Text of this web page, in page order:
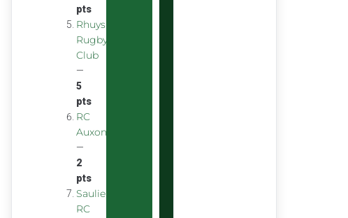
pts
Rhuys
Rugby
Club
—
5
pts
RC
Auxonnais
—
2
pts
Saulieu
RC